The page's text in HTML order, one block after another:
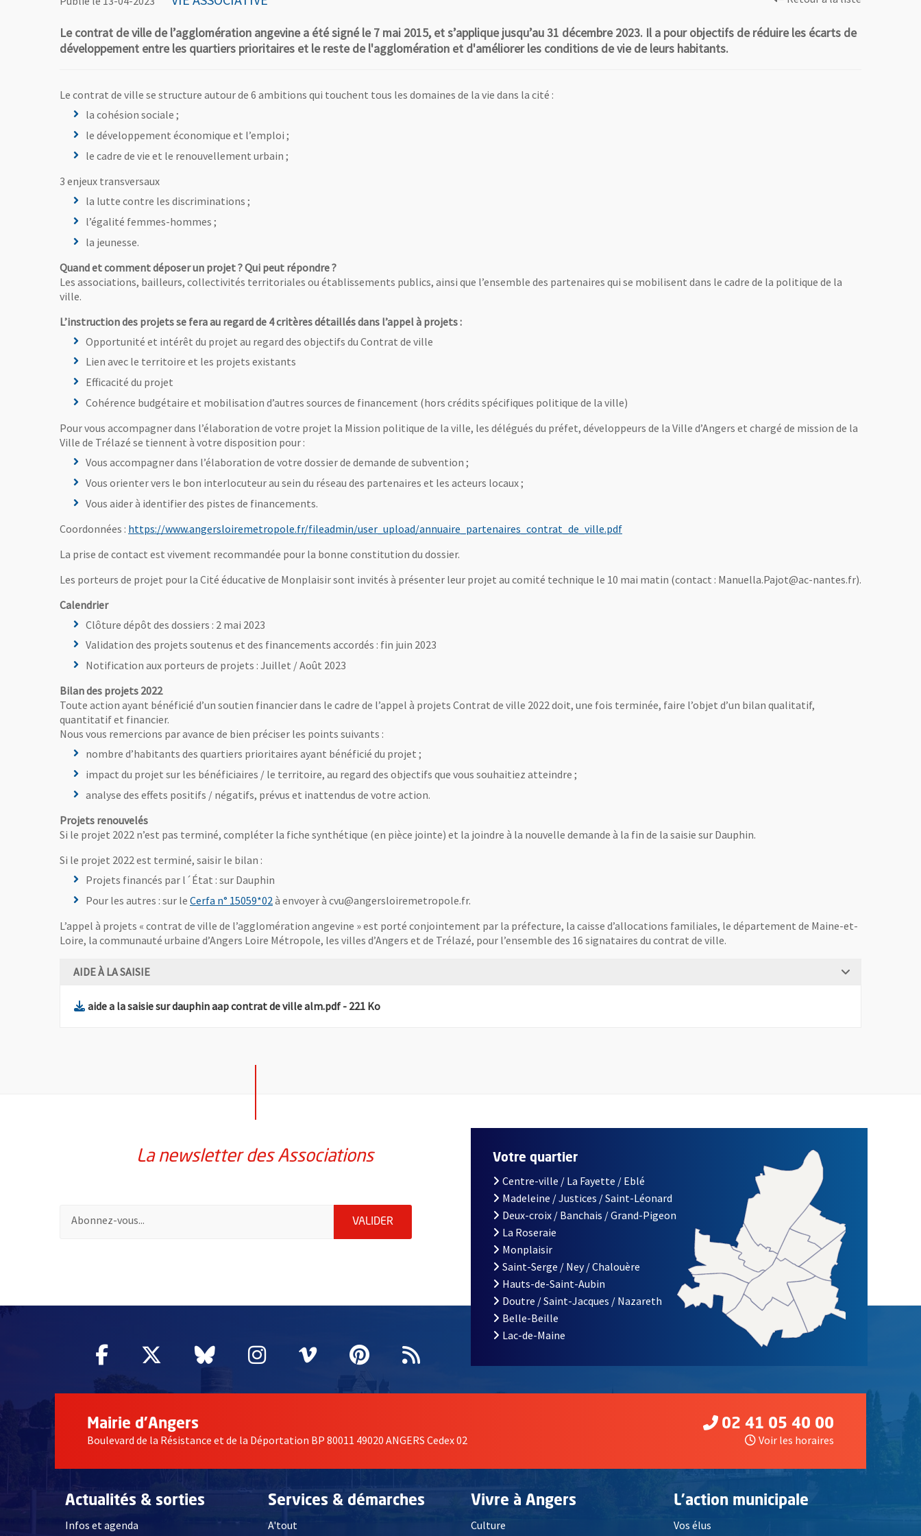
Le contrat de ville de l’agglomération angevine a été signé le 7 mai 2015, et s’applique jusqu’au 31 décembre 2023. Il a pour objectifs de réduire les écarts de
développement entre les quartiers prioritaires et le reste de l'agglomération et d'améliorer les conditions de vie de leurs habitants.
Le contrat de ville se structure autour de 6 ambitions qui touchent tous les domaines de la vie dans la cité :
la cohésion sociale ;
le développement économique et l’emploi ;
le cadre de vie et le renouvellement urbain ;
3 enjeux transversaux
la lutte contre les discriminations ;
l’égalité femmes-hommes ;
la jeunesse.
Quand et comment déposer un projet ? Qui peut répondre ?
Les associations, bailleurs, collectivités territoriales ou établissements publics, ainsi que l’ensemble des partenaires qui se mobilisent dans le cadre de la politique de la
ville.
L’instruction des projets se fera au regard de 4 critères détaillés dans l’appel à projets :
Opportunité et intérêt du projet au regard des objectifs du Contrat de ville
Lien avec le territoire et les projets existants
Efficacité du projet
Cohérence budgétaire et mobilisation d’autres sources de financement (hors crédits spécifiques politique de la ville)
Pour vous accompagner dans l’élaboration de votre projet la Mission politique de la ville, les délégués du préfet, développeurs de la Ville d’Angers et chargé de mission de la
Ville de Trélazé se tiennent à votre disposition pour :
Vous accompagner dans l’élaboration de votre dossier de demande de subvention ;
Vous orienter vers le bon interlocuteur au sein du réseau des partenaires et les acteurs locaux ;
Vous aider à identifier des pistes de financements.
Coordonnées : https://www.angersloiremetropole.fr/fileadmin/user_upload/annuaire_partenaires_contrat_de_ville.pdf, Ouvre une nouvelle fenêtre
La prise de contact est vivement recommandée pour la bonne constitution du dossier.
Les porteurs de projet pour la Cité éducative de Monplaisir sont invités à présenter leur projet au comité technique le 10 mai matin (contact : Manuella.Pajot@ac-nantes.fr).
Calendrier
Clôture dépôt des dossiers : 2 mai 2023
Validation des projets soutenus et des financements accordés : fin juin 2023
Notification aux porteurs de projets : Juillet / Août 2023
Bilan des projets 2022
Toute action ayant bénéficié d’un soutien financier dans le cadre de l’appel à projets Contrat de ville 2022 doit, une fois terminée, faire l’objet d’un bilan qualitatif,
quantitatif et financier.
Nous vous remercions par avance de bien préciser les points suivants :
nombre d’habitants des quartiers prioritaires ayant bénéficié du projet ;
impact du projet sur les bénéficiaires / le territoire, au regard des objectifs que vous souhaitiez atteindre ;
analyse des effets positifs / négatifs, prévus et inattendus de votre action.
Projets renouvelés
Si le projet 2022 n’est pas terminé, compléter la fiche synthétique (en pièce jointe) et la joindre à la nouvelle demande à la fin de la saisie sur Dauphin.
Si le projet 2022 est terminé, saisir le bilan :
Projets financés par l´État : sur Dauphin
Pour les autres : sur le Cerfa n° 15059*02 , Ouvre une nouvelle fenêtre
à envoyer à cvu@angersloiremetropole.fr.
L’appel à projets « contrat de ville de l’agglomération angevine » est porté conjointement par la préfecture, la caisse d’allocations familiales, le département de Maine-et-
Loire, la communauté urbaine d’Angers Loire Métropole, les villes d’Angers et de Trélazé, pour l’ensemble des 16 signataires du contrat de ville.
AIDE À LA SAISIE
aide a la saisie sur dauphin aap contrat de ville alm.pdf, Fichier au format Pdf
- 221 Ko, Ouvre une nouvelle fenêtre
La newsletter des Associations
Pour vous inscrire à la lettre d'information des associations de la ville d'Angers, indiquez votre email (champ obligatoire)
VALIDER ENVOYER MA DEMANDE D'INSCRIPTION À LA LETTRE D'INFORMATION DES ASSOCIATIONS DE LA VILLE
Facebook
, Ouvre une nouvelle fenêtre
Twitter
, Ouvre une nouvelle fenêtre
Bluesky
, Ouvre une nouvelle fenêtre
Instagram
, Ouvre une nouvelle fenêtre
Vimeo
, Ouvre une nouvelle fenêtre
Pinterest
, Ouvre une nouvelle fenêtre
Flux RSS
Votre quartier
Centre-ville / La Fayette / Eblé
Madeleine / Justices / Saint-Léonard
Deux-croix / Banchais / Grand-Pigeon
La Roseraie
Monplaisir
Saint-Serge / Ney / Chalouère
Hauts-de-Saint-Aubin
Doutre / Saint-Jacques / Nazareth
Belle-Beille
Lac-de-Maine
Mairie d'Angers
Boulevard de la Résistance et de la Déportation BP 80011 49020 ANGERS Cedex 02
02 41 05 40 00
Voir les horaires
Actualités & sorties
Infos et agenda
Services & démarches
A'tout
Vivre à Angers
Culture
L'action municipale
Vos élus